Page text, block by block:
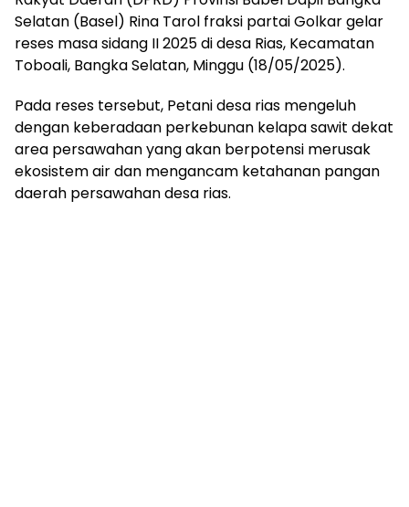
TOBOALI, Babelxpose.com – Dewan Perwakilan
Rakyat Daerah (DPRD) Provinsi Babel Dapil Bangka
Selatan (Basel) Rina Tarol fraksi partai Golkar gelar
reses masa sidang II 2025 di desa Rias, Kecamatan
Toboali, Bangka Selatan, Minggu (18/05/2025).
Pada reses tersebut, Petani desa rias mengeluh
dengan keberadaan perkebunan kelapa sawit dekat
area persawahan yang akan berpotensi merusak